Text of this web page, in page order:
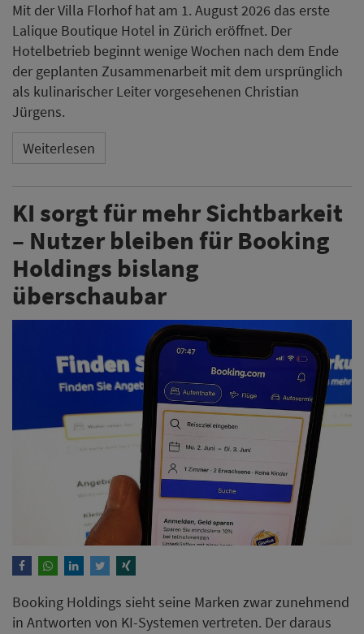
Mit der Villa Florhof hat am 1. August 2026 das erste
Lalique Boutique Hotel in Zürich eröffnet. Der
Hotelbetrieb beginnt wenige Wochen nach dem Ende
der geplanten Zusammenarbeit mit dem ursprünglich
als kulinarischer Leiter vorgesehenen Christian
Jürgens.
Weiterlesen
KI sorgt für mehr Sichtbarkeit
– Nutzer bleiben für Booking
Holdings bislang
überschaubar
Booking Holdings sieht seine Marken zwar zunehmend
in Antworten von KI-Systemen vertreten. Der daraus